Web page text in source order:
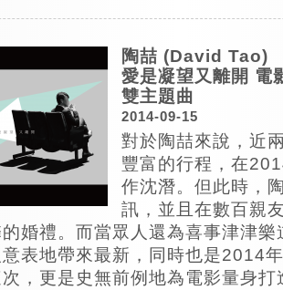
陶喆 (David Tao)
愛是凝望又離開 電
雙主題曲
2014-09-15
對於陶喆來說，近
豐富的行程，在
作沈潛。但此時，
訊，並且在數百親
婚禮。而當眾人還為喜事津津樂
意表地帶來最新，同時也是2014
，更是史無前例地為電影量身打